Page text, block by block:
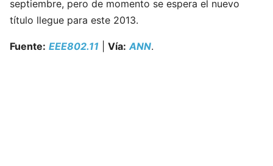
septiembre, pero de momento se espera el nuevo
título llegue para este 2013.
Fuente: EEE802.11 Vía: ANN.